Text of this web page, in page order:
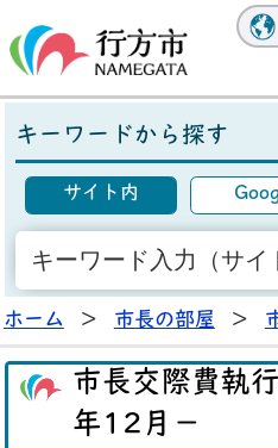
キーワードから探す
サイト内
ホーム > 市長の部屋 >
市長交際費執
年12月－